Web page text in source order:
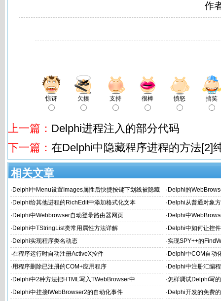
作
惊讶 欠揍 支持 很棒 愤怒 搞笑
上一篇： Delphi进程注入的部分代码
下一篇： 在Delphi中隐藏程序进程的方法[2]
相关文章
· Delphi中Menu设置Images属性后快捷按键下划线被隐藏
解决方法
· Delphi的
造方法
· Delphi给其他进程的RichEdit中添加格式化文本 · Delphi从普通对象
· Delphi中Webbrowser自动登录路由器网页 · Delphi中
· Delphi中TStringList类常用属性方法详解 · Delphi中如何让控
· Delphi实现程序类名动态 ·实现SPY++的
体或内部Object的边
·在程序运行时自动注册ActiveX控件 · Delphi中COM自动
·用程序删除已注册的COM+应用程序 · Delphi中注册汇编
· Delphi中2种方法把HTML写入TWebBrowser中 ·怎样调试Delphi写
· Delphi中挂接IWebBrowser2的自动化事件 · Delphi开发的免费